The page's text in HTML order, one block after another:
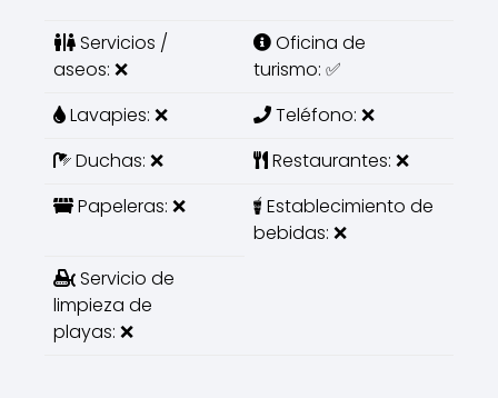
Servicios /
aseos: ❌
Oficina de
turismo: ✅
Lavapies: ❌
Teléfono: ❌
Duchas: ❌
Restaurantes: ❌
Papeleras: ❌
Establecimiento de
bebidas: ❌
Servicio de
limpieza de
playas: ❌